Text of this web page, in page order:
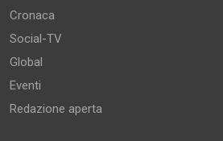
Cronaca
Social-TV
Global
Eventi
Redazione aperta